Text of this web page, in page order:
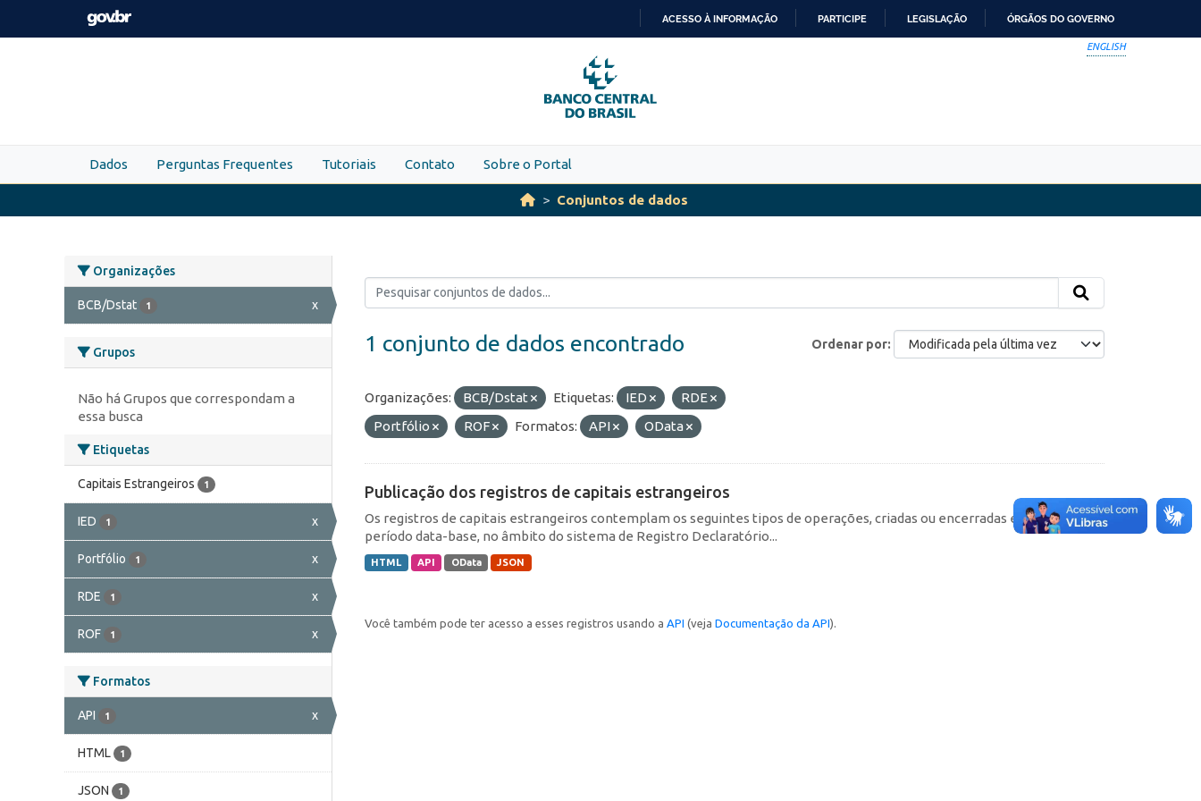
Skip to main content
PARA
O
CONTEÚDO
ACESSO À INFORMAÇÃO PARTICIPE LEGISLAÇÃO ÓRGÃOS DO GOVERNO
ENGLISH
Dados Perguntas Frequentes Tutoriais Contato Sobre o Portal
Conjuntos de dados
Organizações
BCB/Dstat 1 x
Grupos
Não há Grupos que correspondam a
essa busca
Etiquetas
Capitais Estrangeiros 1
IED 1 x
Portfólio 1 x
RDE 1 x
ROF 1 x
Formatos
API 1 x
HTML 1
JSON 1
Ordenar por
1 conjunto de dados encontrado
Organizações: BCB/Dstat Etiquetas: IED
RDE
Portfólio
ROF Formatos: API OData
Publicação dos registros de capitais estrangeiros
Os registros de capitais estrangeiros contemplam os seguintes tipos de operações, criadas ou encerradas em cada
período data-base, no âmbito do sistema de Registro Declaratório...
HTML API OData JSON
Você também pode ter acesso a esses registros usando a API (veja Documentação da API).